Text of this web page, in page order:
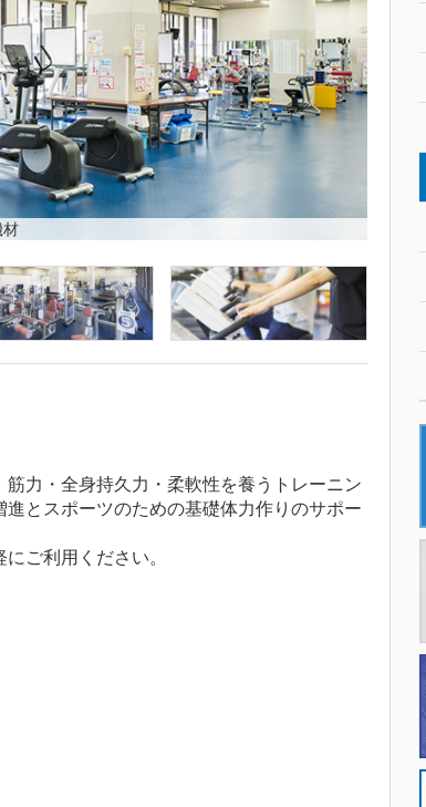
材
力・全身持久力・柔軟性を養うトレーニン
とスポーツのための基礎体力作りのサポー
ご利用ください。